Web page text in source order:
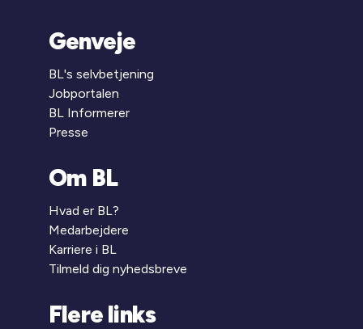
Genveje
BL's selvbetjening
Jobportalen
BL Informerer
Presse
Om BL
Hvad er BL?
Medarbejdere
Karriere i BL
Tilmeld dig nyhedsbreve
Flere links